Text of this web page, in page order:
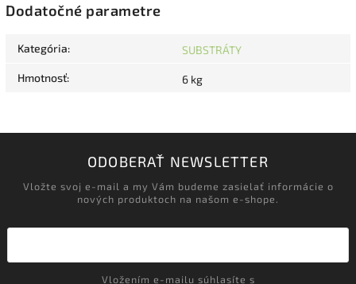
Dodatočné parametre
Kategória: SUBSTRÁTY
Hmotnosť: 6 kg
ODOBERAŤ NEWSLETTER
Vložte svoj e-mail a my Vám budeme zasielať informácie o
nových produktoch na našom e-shope.